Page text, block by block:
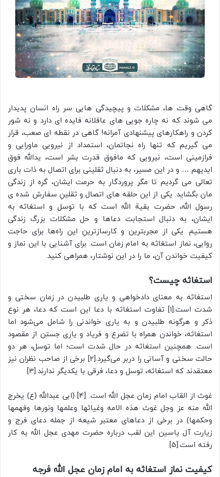
گاهی وقت ها، مشکلات و پیچیدگی هایی سر راه انسان پدیدار
می شوند که نه چاره جویی های عاقلانه فایده ای دارد و نه شور
کردن و راهکارهای پیشنهادی آمرانه! گاهی در نقطه ای صعب، قرار
می گیریم که تنها راه نجاتمان، استمداد از نیرویی ماورایی و
فرازمینی است، نیرویی که مافوق قدرت بشر است، یدالله فوق
ایدیهم … و در این مسیر، به دنبال ثقلینی برای اتصال به ذات باری
تعالی می گردیم تا مگر پروردگار به حرمت ایشان، گره از زندگی
مان بگشاید. یکی از این حلقه های اتصال و ثقلینِ سفارش شده ی
رسول الله، حضرت بقیة الله است که با توسل و استغاثه به
ایشان، به دنبال استجابت دعاها و حل مشکلات بزرگ زندگی
هستیم. یکی از مجربترین و کارسازترینِ این راه‌ها برای حاجت
روایی، نماز استغاثه به امام زمان است. برای آشنایی با این نماز و
کیفیت خواندن آن، ما را در این نوشتار، همراهی کنید.
استغاثه چیست؟
استغاثه به ‌معنای دادخواهی و یاری ‌طلبیدن در زمان سختی و
شدت است.[۱] تفاوت استغاثه با دعا این است که دعا، هر نوع
ذکر و هرگونه طلبیدن و به یاری خواندنی را شامل می‌شود اما
استغاثه، خواندن همراه با تضرع و فریاد و یاری جستن از مقصود
است. همچنین استغاثه در حال شدت است؛ اما توسل، هر دو
حالت سختی و آسانی را دربر می‌گیرد.[2] برخی از صاحب نظران نیز
معتقدند که استغاثه، توسل و دعا، فرقی با یکدیگر ندارند.[3]
غوث از القاب امام زمان عجل الله است. [4] (ابی عبدالله (ع) يخرج
الله منه عز وجل غوث هذه الامه وغياثها وعلمها ونورها وفهمها
وحكمها) در برخی از دعاهای معتبر شیعه از جمله دعای فرج و
زیارت آل یاسین این لقب درباره حضرت مهدی عجل الله به کار
رفته است.[5]
کیفیت نماز استغاثه به امام زمان عجل الله فرجه